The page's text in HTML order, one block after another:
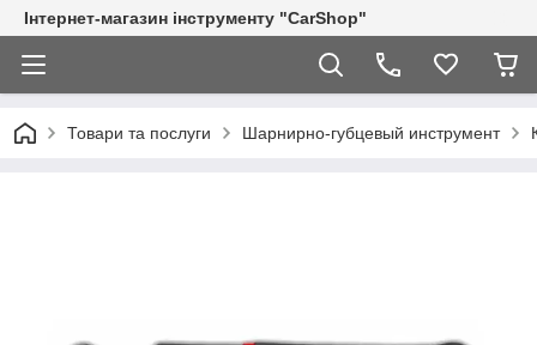
Інтернет-магазин інструменту "CarShop"
Товари та послуги Шарнирно-губцевый инструмент